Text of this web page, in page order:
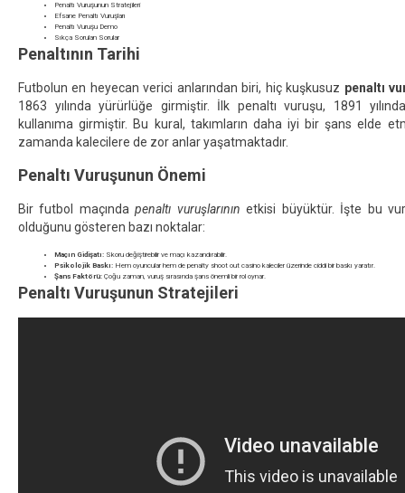
Penaltı Vuruşunun Stratejileri
Efsane Penaltı Vuruşları
Penaltı Vuruşu Demo
Sıkça Sorulan Sorular
Penaltının Tarihi
Futbolun en heyecan verici anlarından biri, hiç kuşkusuz penaltı
1863 yılında yürürlüğe girmiştir. İlk penaltı vuruşu, 1891
kullanıma girmiştir. Bu kural, takımların daha iyi bir şans elde
zamanda kalecilere de zor anlar yaşatmaktadır.
Penaltı Vuruşunun Önemi
Bir futbol maçındapenaltı vuruşlarının etkisi büyüktür. İşte bu
olduğunu gösteren bazı noktalar:
Maçın Gidişatı: Skoru değiştirebilir ve maçı kazandırabilir.
Psikolojik Baskı: Hem oyuncular hem de penalty shoot out casino kaleciler üzerinde ciddi bir baskı yaratır.
Şans Faktörü: Çoğu zaman, vuruş sırasında şans önemli bir rol oynar.
Penaltı Vuruşunun Stratejileri